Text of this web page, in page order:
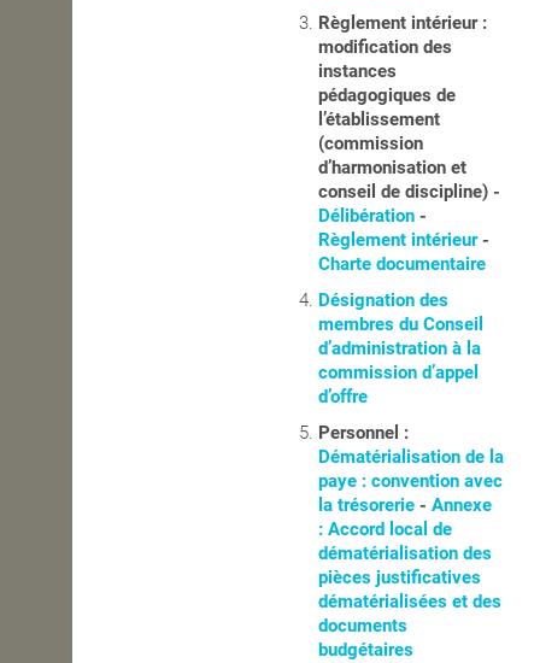
Règlement intérieur :
modification des
instances
pédagogiques de
l’établissement
(commission
d’harmonisation et
conseil de discipline) -
Délibération -
Règlement intérieur-
Charte documentaire
Désignation des
membres du Conseil
d’administration à la
commission d’appel
d’offre
Personnel :
Dématérialisation de la
paye : convention avec
la trésorerie -Annexe
:Accord local de
dématérialisation des
pièces justificatives
dématérialisées et des
documents
budgétaires